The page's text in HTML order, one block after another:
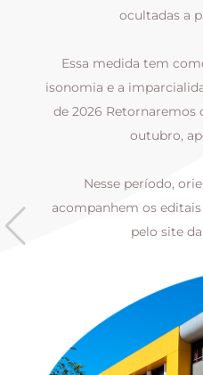
ocultadas a
Essa medida tem
isonomia e a
de 2026 Retornaremos
outubro,
Nesse período,
acompanhem os
pelo site